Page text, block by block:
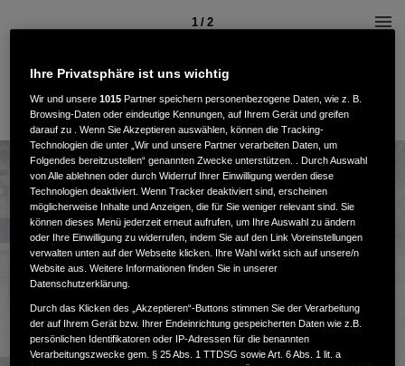
1 / 2
Ihre Privatsphäre ist uns wichtig
Wir und unsere1015 Partner speichern personenbezogene Daten, wie z. B.
Browsing-Daten oder eindeutige Kennungen, auf Ihrem Gerät und greifen
darauf zu . Wenn Sie Akzeptieren auswählen, können die Tracking-
Technologien die unter „Wir und unsere Partner verarbeiten Daten, um
Folgendes bereitzustellen“ genannten Zwecke unterstützen. . Durch Auswahl
von Alle ablehnen oder durch Widerruf Ihrer Einwilligung werden diese
Technologien deaktiviert. Wenn Tracker deaktiviert sind, erscheinen
möglicherweise Inhalte und Anzeigen, die für Sie weniger relevant sind. Sie
können dieses Menü jederzeit erneut aufrufen, um Ihre Auswahl zu ändern
oder Ihre Einwilligung zu widerrufen, indem Sie auf den Link Voreinstellungen
verwalten unten auf der Webseite klicken. Ihre Wahl wirkt sich auf unsere/n
Website aus. Weitere Informationen finden Sie in unserer
Datenschutzerklärung.
Durch das Klicken des „Akzeptieren“-Buttons stimmen Sie der Verarbeitung
der auf Ihrem Gerät bzw. Ihrer Endeinrichtung gespeicherten Daten wie z.B.
persönlichen Identifikatoren oder IP-Adressen für die benannten
Verarbeitungszwecke gem. § 25 Abs. 1 TTDSG sowie Art. 6 Abs. 1 lit. a